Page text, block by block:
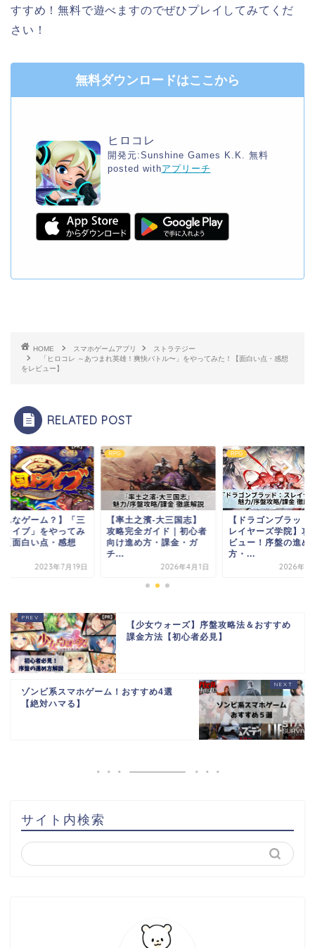
すすめ！無料で遊べますのでぜひプレイしてみてくだ
さい！
無料ダウンロードはここから
ヒロコレ
開発元:Sunshine Games K.K. 無料
posted withアプリーチ
HOME スマホゲームアプリ
ストラテジー
「ヒロコレ ～あつまれ英雄！爽快バトル〜」をやってみた！【面白い点・感想
をレビュー】
RELATED POST
んなゲーム？】「三
ライブ」をやってみ
【面白い点・感想
2023年7月19日
RPG
【率土之濱-大三国志】
攻略完全ガイド｜初心者
向け進め方・課金・ガ
チ...
2026年4月1日
RPG
【ドラゴンブラッド
レイヤーズ学院】攻
ビュー！序盤の進め
方・...
2026年6
【少女ウォーズ】序盤攻略法＆おすすめ
課金方法【初心者必見】
ゾンビ系スマホゲーム！おすすめ4選
【絶対ハマる】
サイト内検索